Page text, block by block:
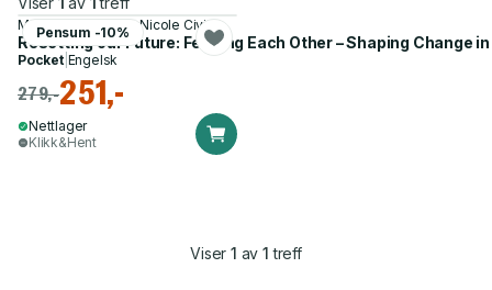
Pensum -10%
Michelle Auerbach, Nicole Civita
Resetting our Future: Feeding Each Other – Shaping Change
Pocket| Engelsk
279,-251,-
Nettlager
Klikk&Hent
Viser1 av 1 treff